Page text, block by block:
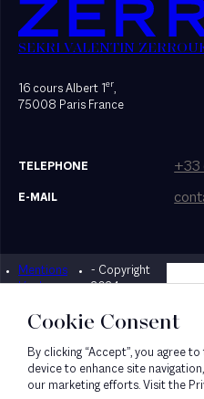
SEKRI VALENTIN
16 cours Albert 1er,
75008 Paris France
TELEPHONE +33
E-MAIL
Mentions
légales
- Copyright
2024
Cookie Consent
By clicking “Accept”, you agree
device to enhance site
our marketing efforts. Visit the